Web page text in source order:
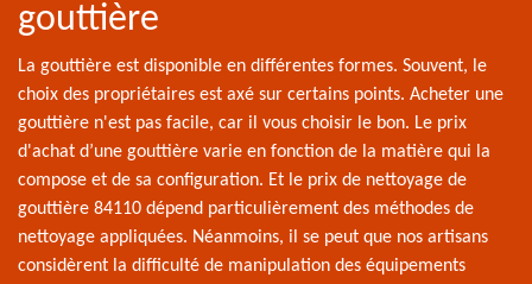
gouttière
La gouttière est disponible en différentes formes. Souvent, le
choix des propriétaires est axé sur certains points. Acheter une
gouttière n'est pas facile, car il vous choisir le bon. Le prix
d'achat d’une gouttière varie en fonction de la matière qui la
compose et de sa configuration. Et le prix de nettoyage de
gouttière 84110 dépend particulièrement des méthodes de
nettoyage appliquées. Néanmoins, il se peut que nos artisans
considèrent la difficulté de manipulation des équipements